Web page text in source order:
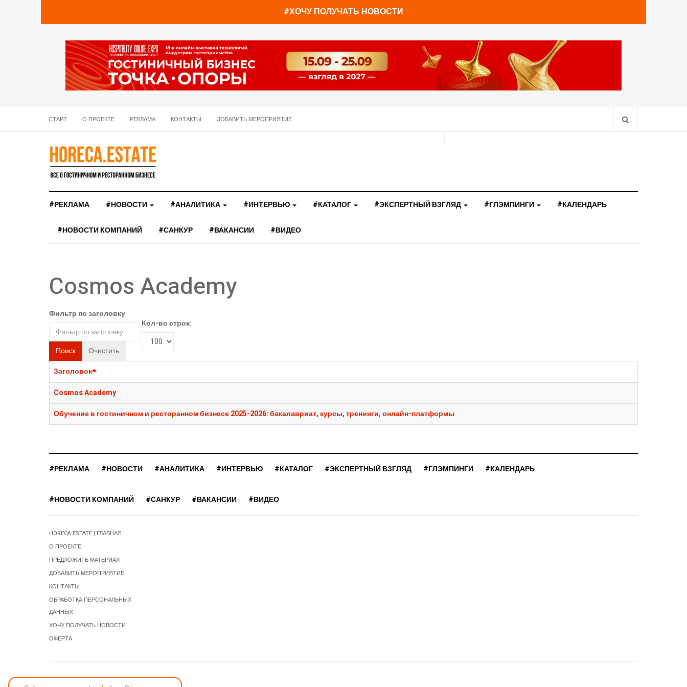
#ХОЧУ ПОЛУЧАТЬ НОВОСТИ
СТАРТ О ПРОЕКТЕ РЕКЛАМА КОНТАКТЫ ДОБАВИТЬ МЕРОПРИЯТИЕ
#РЕКЛАМА #НОВОСТИ #АНАЛИТИКА #ИНТЕРВЬЮ #КАТАЛОГ #ЭКСПЕРТНЫЙ ВЗГЛЯД #ГЛЭМПИНГИ #КАЛЕНДАРЬ
#НОВОСТИ КОМПАНИЙ #САНКУР #ВАКАНСИИ #ВИДЕО
Cosmos Academy
Фильтр по заголовку
Поиск Очистить
Кол-во строк:
Заголовок
Cosmos Academy
Обучение в гостиничном и ресторанном бизнесе 2025-2026: бакалавриат, курсы, тренинги, онлайн-платформы
#РЕКЛАМА #НОВОСТИ #АНАЛИТИКА #ИНТЕРВЬЮ #КАТАЛОГ #ЭКСПЕРТНЫЙ ВЗГЛЯД #ГЛЭМПИНГИ #КАЛЕНДАРЬ
#НОВОСТИ КОМПАНИЙ #САНКУР #ВАКАНСИИ #ВИДЕО
HORECA ESTATE | ГЛАВНАЯ
О ПРОЕКТЕ
ПРЕДЛОЖИТЬ МАТЕРИАЛ
ДОБАВИТЬ МЕРОПРИЯТИЕ
КОНТАКТЫ
ОБРАБОТКА ПЕРСОНАЛЬНЫХ
ДАННЫХ
ХОЧУ ПОЛУЧАТЬ НОВОСТИ
ОФЕРТА